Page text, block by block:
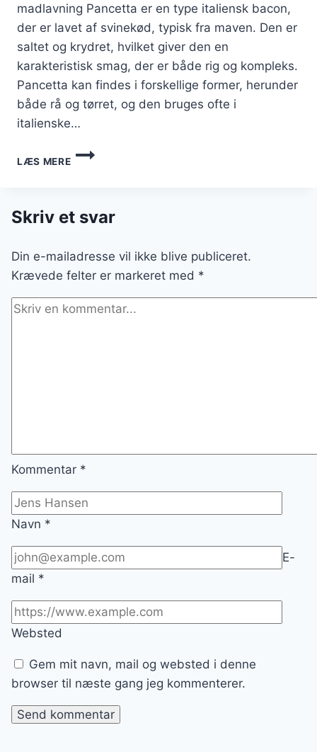
madlavning Pancetta er en type italiensk bacon,
der er lavet af svinekød, typisk fra maven. Den er
saltet og krydret, hvilket giver den en
karakteristisk smag, der er både rig og kompleks.
Pancetta kan findes i forskellige former, herunder
både rå og tørret, og den bruges ofte i
italienske…
LÆS MERE
PANCETTA
TIL
OPSKRIFT
Skriv et svar
Din e-mailadresse vil ikke blive publiceret.
Krævede felter er markeret med *
Kommentar *
Navn *
E-
mail *
Websted
Gem mit navn, mail og websted i denne
browser til næste gang jeg kommenterer.